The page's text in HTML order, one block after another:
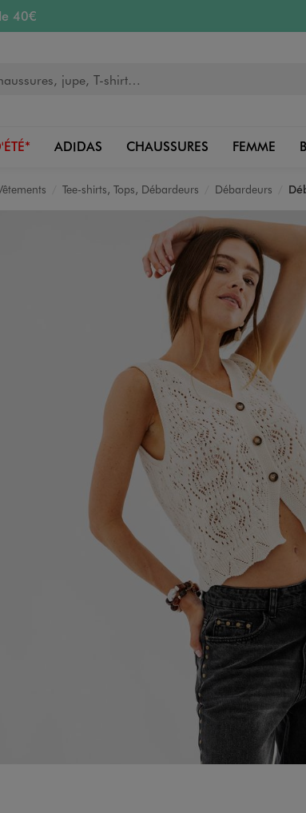
40€
magasin
ADIDAS CHAUSSURES FEMME
Tee-shirts, Tops, Débardeurs Débardeurs